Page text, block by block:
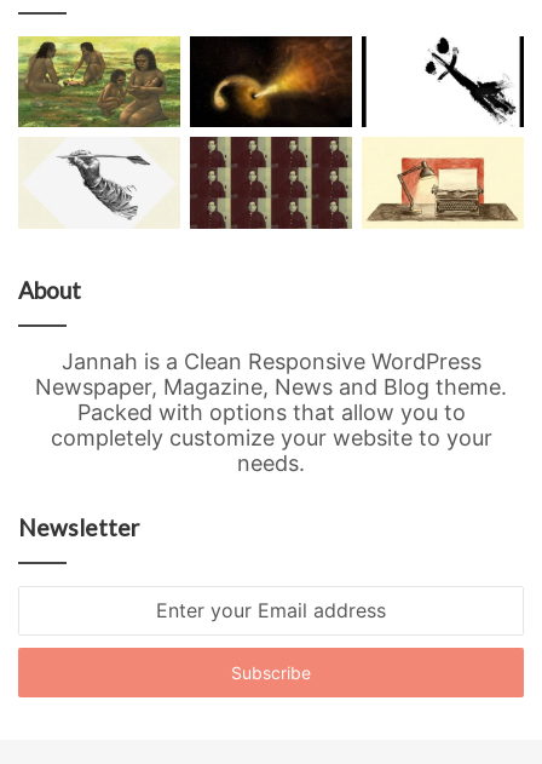
About
Jannah is a Clean Responsive WordPress
Newspaper, Magazine, News and Blog theme.
Packed with options that allow you to
completely customize your website to your
needs.
Newsletter
Email